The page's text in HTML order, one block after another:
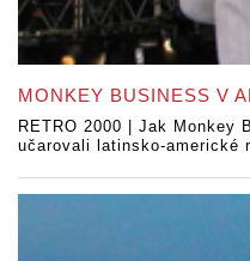
MONKEY BUSINESS V
RETRO 2000 | Jak Monkey
učarovali latinsko-americké